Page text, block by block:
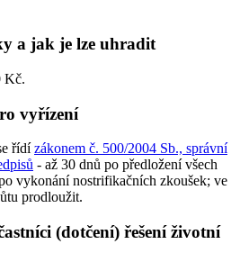
a jak je lze uhradit
Kč.
vyřízení
řídízákonem č. 500/2004 Sb., správní
- až 30 dnů po předložení všech
vykonání nostrifikačních zkoušek; ve
prodloužit.
(dotčení) řešení životní